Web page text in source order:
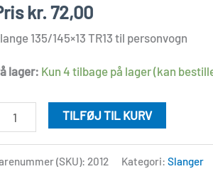
kr.72,00
135/145×13 TR13 til personvogn
lager: Kun 4 tilbage på lager (kan
TILFØJ TIL KURV
(SKU): 2012 Kategori: Slanger